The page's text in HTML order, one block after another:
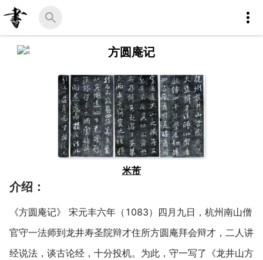
方圆庵记
米芾
介绍：
《方圆庵记》 宋元丰六年（1083）四月九日，杭州南山僧
官守一法师到龙井寿圣院辩才住所方圆庵拜会辩才，二人讲
经说法，谈古论经，十分投机。为此，守一写了《龙井山方